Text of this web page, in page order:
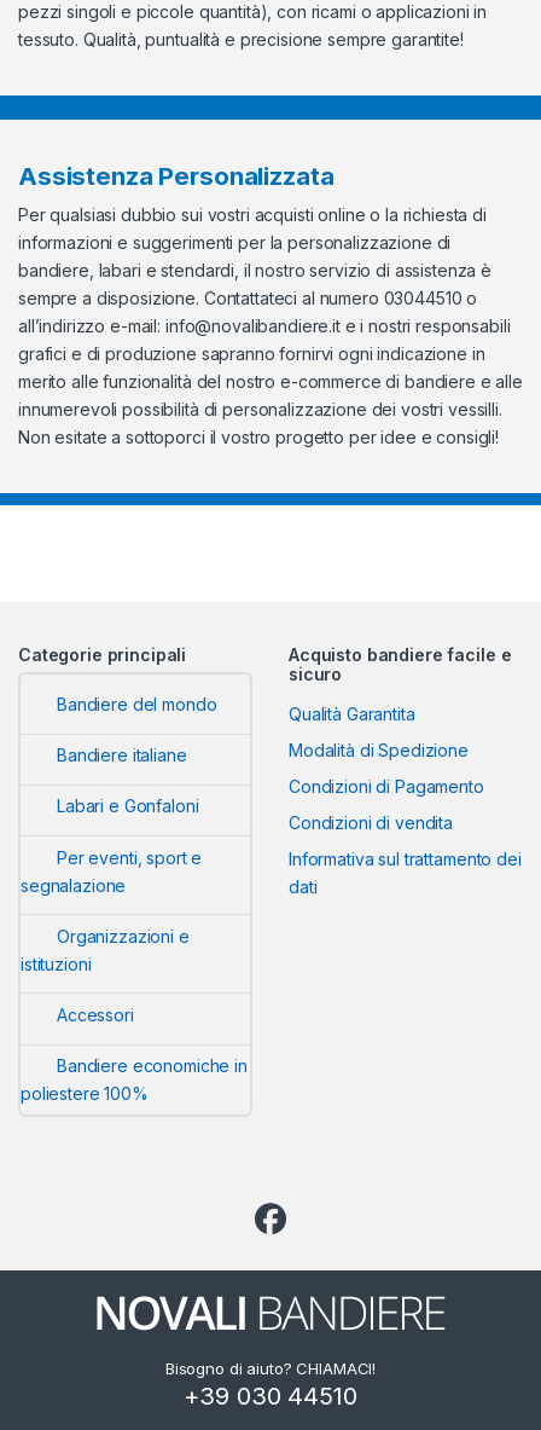
pezzi singoli e piccole quantità), con ricami o applicazioni in
tessuto. Qualità, puntualità e precisione sempre garantite!
Assistenza Personalizzata
Per qualsiasi dubbio sui vostri acquisti online o la richiesta di
informazioni e suggerimenti per la personalizzazione di
bandiere, labari e stendardi, il nostro servizio di assistenza è
sempre a disposizione. Contattateci al numero 03044510 o
all’indirizzo e-mail: info@novalibandiere.ite i nostri responsabili
grafici e di produzione sapranno fornirvi ogni indicazione in
merito alle funzionalità del nostro e-commerce di bandiere e alle
innumerevoli possibilità di personalizzazione dei vostri vessilli.
Non esitate a sottoporci il vostro progetto per idee e consigli!
Categorie principali
Bandiere del mondo
Bandiere italiane
Labari e Gonfaloni
Per eventi, sport e
segnalazione
Organizzazioni e
istituzioni
Accessori
Bandiere economiche in
poliestere 100%
Acquisto bandiere facile e
sicuro
Qualità Garantita
Modalità di Spedizione
Condizioni di Pagamento
Condizioni di vendita
Informativa sul trattamento dei
dati
Bisogno di aiuto? CHIAMACI!
+39 030 44510